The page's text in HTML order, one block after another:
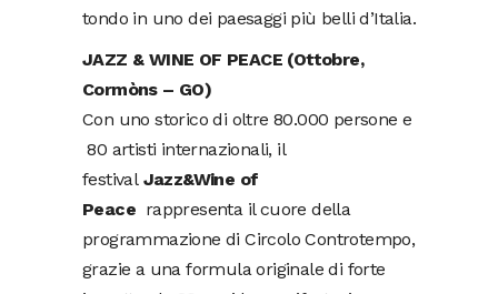
tondo in uno dei paesaggi più belli d’Italia.
JAZZ & WINE OF PEACE (Ottobre,
Cormòns – GO)
Con uno storico di oltre 80.000 persone e
80 artisti internazionali, il
festival Jazz&Wine of
Peace rappresenta il cuore della
programmazione di Circolo Controtempo,
grazie a una formula originale di forte